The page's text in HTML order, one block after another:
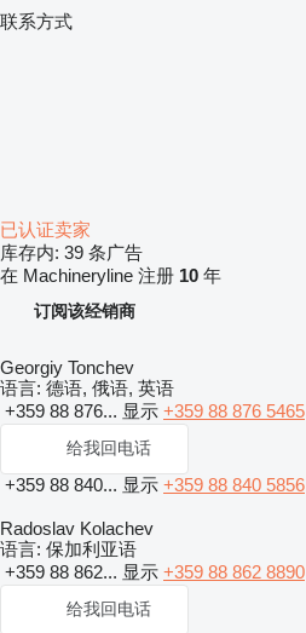
联系方式
已认证卖家
库存内: 39 条广告
在 Machineryline 注册 10 年
订阅该经销商
Georgiy Tonchev
语言: 德语, 俄语, 英语
+359 88 876... 显示 +359 88 876 5465
给我回电话
+359 88 840... 显示 +359 88 840 5856
Radoslav Kolachev
语言: 保加利亚语
+359 88 862... 显示 +359 88 862 8890
给我回电话